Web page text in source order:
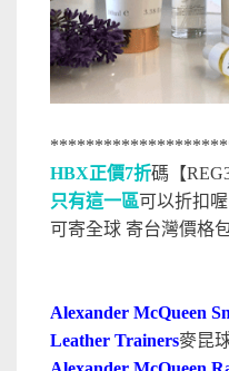
HBX正價7折碼【
只有這一區可以折扣喔
可寄全球 寄台灣價格
Alexander McQueen
Leather Trainers麥昆